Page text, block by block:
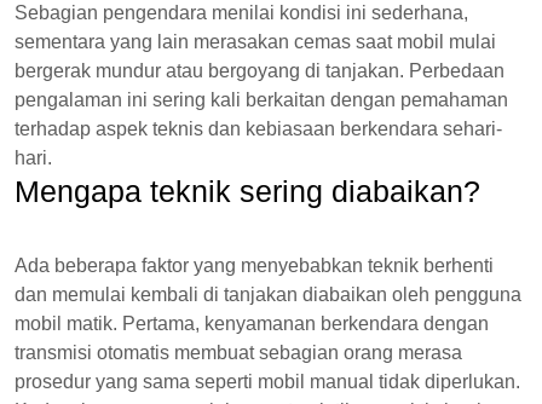
Sebagian pengendara menilai kondisi ini sederhana,
sementara yang lain merasakan cemas saat mobil mulai
bergerak mundur atau bergoyang di tanjakan. Perbedaan
pengalaman ini sering kali berkaitan dengan pemahaman
terhadap aspek teknis dan kebiasaan berkendara sehari-
hari.
Mengapa teknik sering diabaikan?
Ada beberapa faktor yang menyebabkan teknik berhenti
dan memulai kembali di tanjakan diabaikan oleh pengguna
mobil matik. Pertama, kenyamanan berkendara dengan
transmisi otomatis membuat sebagian orang merasa
prosedur yang sama seperti mobil manual tidak diperlukan.